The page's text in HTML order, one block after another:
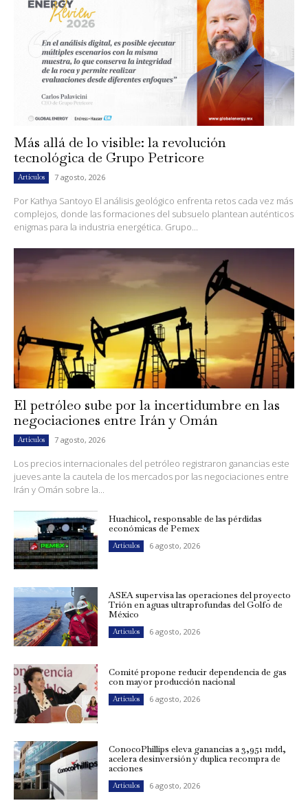
Más allá de lo visible: la revolución
tecnológica de Grupo Petricore
Artículos 7 agosto, 2026
Por Kathya Santoyo El análisis geológico enfrenta retos cada vez más
complejos, donde las formaciones del subsuelo plantean auténticos
enigmas para la industria energética. Grupo...
El petróleo sube por la incertidumbre en las
negociaciones entre Irán y Omán
Artículos 7 agosto, 2026
Los precios internacionales del petróleo registraron ganancias este
jueves ante la cautela de los mercados por las negociaciones entre
Irán y Omán sobre la...
Huachicol, responsable de las pérdidas
económicas de Pemex
Artículos 6 agosto, 2026
ASEA supervisa las operaciones del proyecto
Trión en aguas ultraprofundas del Golfo de
México
Artículos 6 agosto, 2026
Comité propone reducir dependencia de gas
con mayor producción nacional
Artículos 6 agosto, 2026
ConocoPhillips eleva ganancias a 3,951 mdd,
acelera desinversión y duplica recompra de
acciones
Artículos 6 agosto, 2026